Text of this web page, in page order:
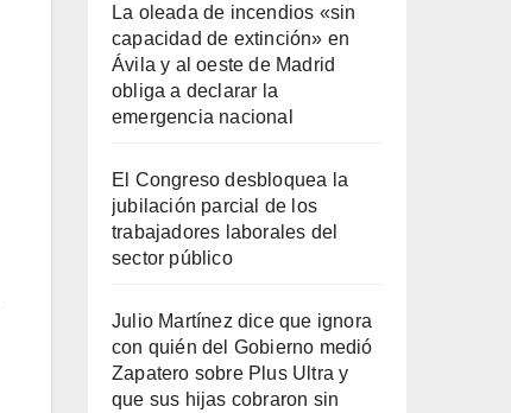
La oleada de incendios «sin
capacidad de extinción» en
Ávila y al oeste de Madrid
obliga a declarar la
emergencia nacional
El Congreso desbloquea la
jubilación parcial de los
trabajadores laborales del
sector público
Julio Martínez dice que ignora
con quién del Gobierno medió
Zapatero sobre Plus Ultra y
que sus hijas cobraron sin